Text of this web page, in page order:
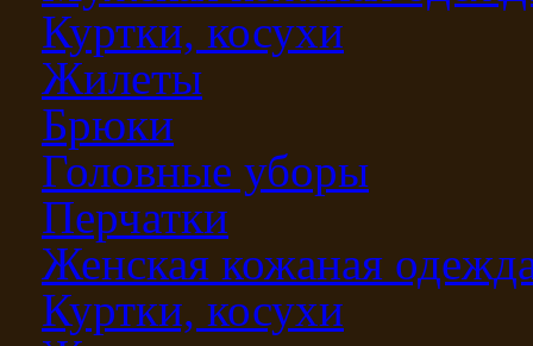
Куртки, косухи
Жилеты
Брюки
Головные уборы
Перчатки
Женская кожаная
Куртки, косухи